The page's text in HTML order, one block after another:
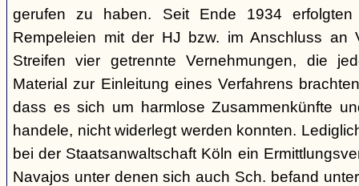
gerufen zu haben. Seit Ende 1934
Rempeleien mit der HJ bzw. im Anschluss an
Streifen vier getrennte Vernehmungen, die
Material zur Einleitung eines Verfahrens
dass es sich um harmlose Zusammenkünfte
handele, nicht widerlegt werden konnten.
bei der Staatsanwaltschaft Köln ein
Navajos unter denen sich auch Sch. befand